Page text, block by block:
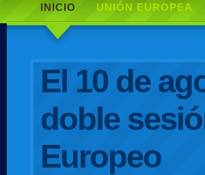
INICIO UNIÓN EUROPEA
El 10 de
doble
Europeo